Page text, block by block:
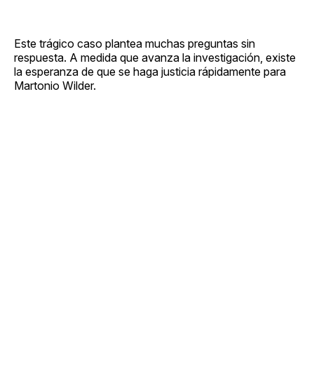
Este trágico caso plantea muchas preguntas sin
respuesta. A medida que avanza la investigación, existe
la esperanza de que se haga justicia rápidamente para
Martonio Wilder.